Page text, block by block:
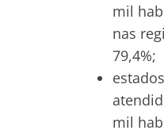
mil
nas
79,4%;
mil